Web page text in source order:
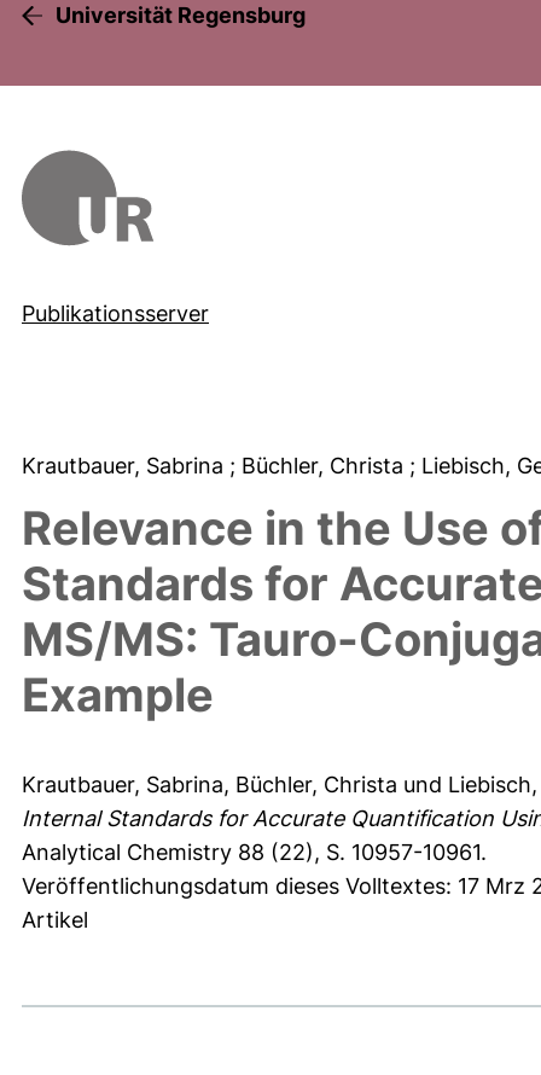
Universität Regensburg
Publikationsserver
Krautbauer, Sabrina ; Büchler, Christa ; Liebisch,
Relevance in the Use
Standards for
MS/MS: Tauro-
Example
Krautbauer, Sabrina, Büchler, Christa und
Internal Standards for Accurate Quantification
Analytical Chemistry 88 (22), S. 10957-10961.
Veröffentlichungsdatum dieses Volltextes: 17 Mrz
Artikel